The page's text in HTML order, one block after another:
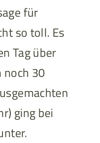
für
so toll. Es
Tag über
noch 30
ging bei